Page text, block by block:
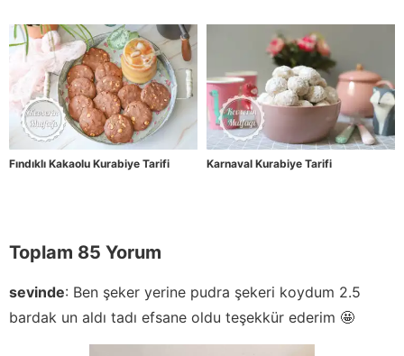
Fındıklı Kakaolu Kurabiye Tarifi Karnaval Kurabiye Tarifi
Toplam 85 Yorum
sevinde: Ben şeker yerine pudra şekeri koydum 2.5
bardak un aldı tadı efsane oldu teşekkür ederim 🤩